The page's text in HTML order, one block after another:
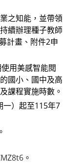
之知能，並帶領
續辦理種子教師
計畫、附件2申
用美感智能閱
國小、國中及高
課程實施時數。
一）起至115年7
。